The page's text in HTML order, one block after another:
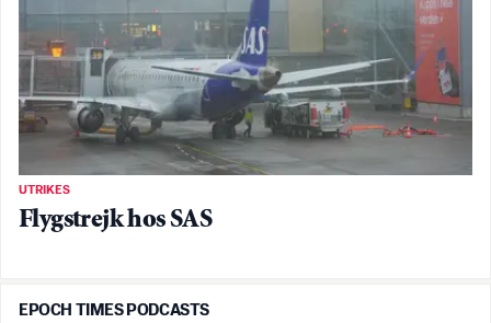
UTRIKES
Flygstrejk hos SAS
EPOCH TIMES PODCASTS